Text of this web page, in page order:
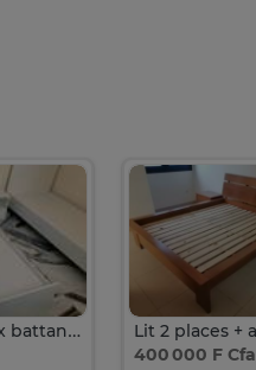
Armoire deux battants blanche en bois tres solide
400 000 F Cfa